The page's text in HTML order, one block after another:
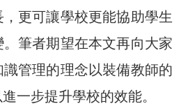
更可讓學校更能協助學生
筆者期望在本文再向大家
管理的理念以裝備教師的
一步提升學校的效能。